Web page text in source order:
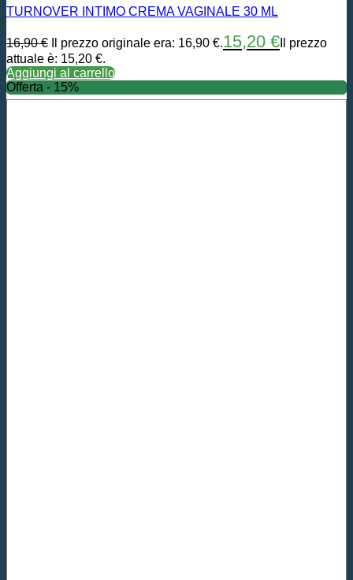
TURNOVER INTIMO CREMA VAGINALE 30 ML
16,90€ Il prezzo originale era: 16,90 €.15,20 € Il prezzo
attuale è: 15,20 €.
Aggiungi al carrello
Offerta - 15%